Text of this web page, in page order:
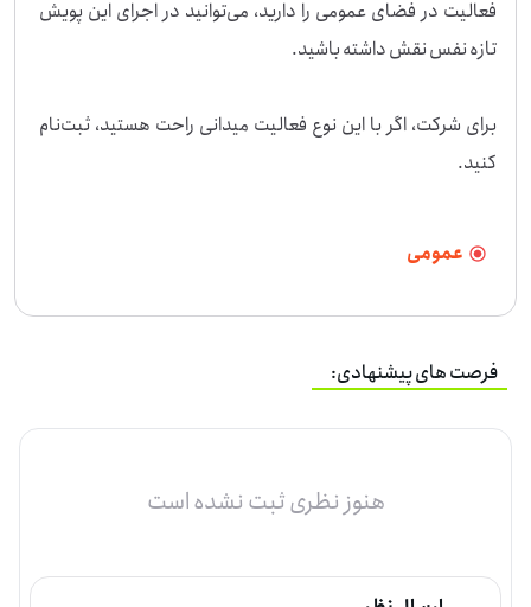
فعالیت در فضای عمومی را دارید، می‌توانید در اجرای این پویش
برای شرکت، اگر با این نوع فعالیت میدانی راحت هستید، ثبت‌نام
کنید.
عمومی
فرصت های پیشنهادی:
هنوز نظری ثبت نشده است